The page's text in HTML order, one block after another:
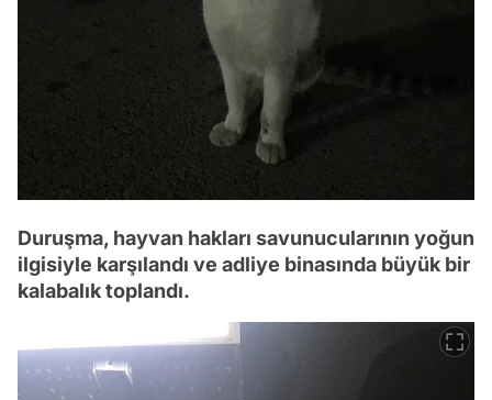
Duruşma, hayvan hakları savunucularının yoğun
ilgisiyle karşılandı ve adliye binasında büyük bir
kalabalık toplandı.